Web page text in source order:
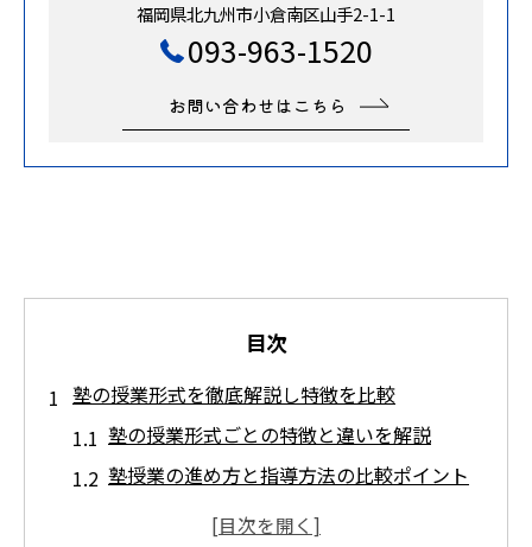
福岡県北九州市小倉南区山手2-1-1
093-963-1520
お問い合わせはこちら
目次
塾の授業形式を徹底解説し特徴を比較
塾の授業形式ごとの特徴と違いを解説
塾授業の進め方と指導方法の比較ポイント
塾の種類一覧から授業の雰囲気を知る方法